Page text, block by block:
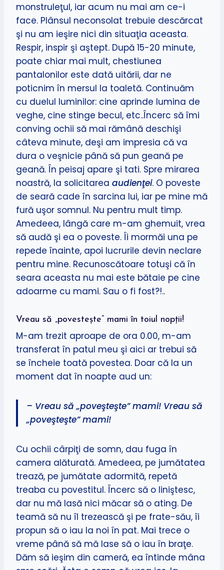
monstruleţul, iar acum nu mai am ce-i
face. Plânsul neconsolat trebuie descărcat
şi nu am ieşire nici din situaţia aceasta.
Respir, inspir şi aştept. După 15-20 minute,
poate chiar mai mult, chestiunea
pantalonilor este dată uitării, dar ne
poticnim în mersul la toaletă. Continuăm
cu duelul luminilor: cine aprinde lumina de
veghe, cine stinge becul, etc..Încerc să îmi
conving ochii să mai rămână deschişi
câteva minute, deşi am impresia că va
dura o veşnicie până să pun geană pe
geană. În peisaj apare şi tati. Spre mirarea
noastră, la solicitarea audienţei. O poveste
de seară cade în sarcina lui, iar pe mine mă
fură uşor somnul. Nu pentru mult timp.
Amedeea, lângă care m-am ghemuit, vrea
să audă şi ea o poveste. Îi mormăi una pe
repede înainte, apoi lucrurile devin neclare
pentru mine. Recunoscătoare totuşi că în
seara aceasta nu mai este bătaie pe cine
adoarme cu mami. Sau o fi fost?!..
Vreau să „povesteşte” mami în toiul nopţii!
M-am trezit aproape de ora 0.00, m-am
transferat în patul meu şi aici ar trebui să
se încheie toată povestea. Doar că la un
moment dat în noapte aud un:
– Vreau să „poveşteşte” mami! Vreau să
„poveşteşte” mami!
Cu ochii cârpiţi de somn, dau fuga în
camera alăturată. Amedeea, pe jumătatea
trează, pe jumătate adormită, repetă
treaba cu povestitul. Încerc să o liniştesc,
dar nu mă lasă nici măcar să o ating. De
teamă să nu îl trezească şi pe frate-său, îi
propun să o iau la noi în pat. Mai trece o
vreme până să mă lase să o iau în braţe.
Dăm să ieşim din cameră, ea întinde mâna